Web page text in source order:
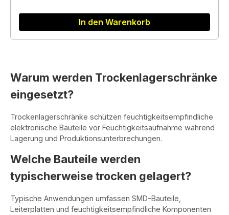
In den Warenkorb
Warum werden Trockenlagerschränke
eingesetzt?
Trockenlagerschränke schützen feuchtigkeitsempfindliche
elektronische Bauteile vor Feuchtigkeitsaufnahme während
Lagerung und Produktionsunterbrechungen.
Welche Bauteile werden
typischerweise trocken gelagert?
Typische Anwendungen umfassen SMD-Bauteile,
Leiterplatten und feuchtigkeitsempfindliche Komponenten